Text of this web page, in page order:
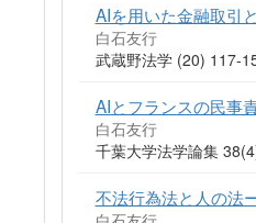
AIを用いた金融取引
白石友行
武蔵野法学 (20) 117-
AIとフランスの民事
白石友行
千葉大学法学論集
不法行為法と人の法